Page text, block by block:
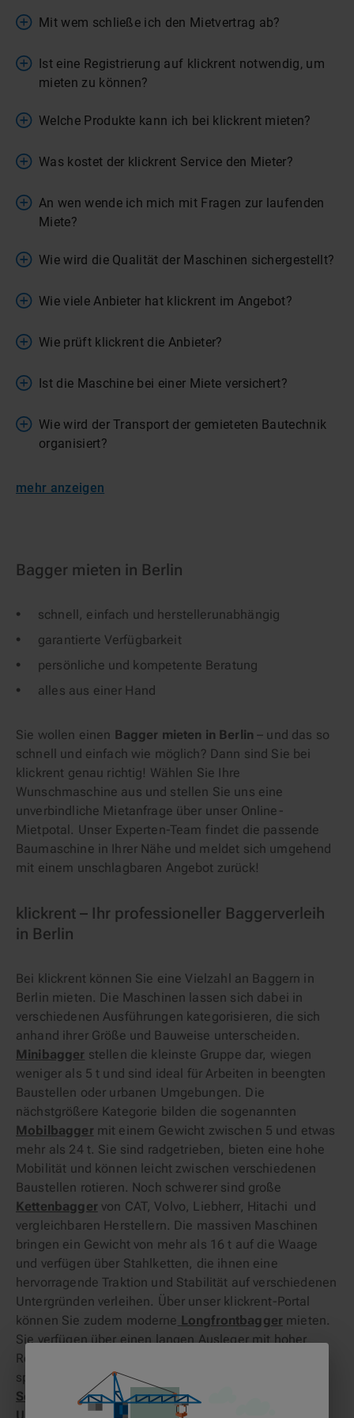
Mit wem schließe ich den Mietvertrag ab?
Ist eine Registrierung auf klickrent notwendig, um
mieten zu können?
Welche Produkte kann ich bei klickrent mieten?
Was kostet der klickrent Service den Mieter?
An wen wende ich mich mit Fragen zur laufenden
Miete?
Wie wird die Qualität der Maschinen sichergestellt?
Wie viele Anbieter hat klickrent im Angebot?
Wie prüft klickrent die Anbieter?
Ist die Maschine bei einer Miete versichert?
Wie wird der Transport der gemieteten Bautechnik
organisiert?
mehr anzeigen
Bagger mieten in Berlin
schnell, einfach und herstellerunabhängig
garantierte Verfügbarkeit
persönliche und kompetente Beratung
alles aus einer Hand
Sie wollen einen Bagger mieten in Berlin – und das so
schnell und einfach wie möglich? Dann sind Sie bei
klickrent genau richtig! Wählen Sie Ihre
Wunschmaschine aus und stellen Sie uns eine
unverbindliche Mietanfrage über unser Online-
Mietpotal. Unser Experten-Team findet die passende
Baumaschine in Ihrer Nähe und meldet sich umgehend
mit einem unschlagbaren Angebot zurück!
klickrent – Ihr professioneller Baggerverleih
in Berlin
Bei klickrent können Sie eine Vielzahl an Baggern in
Berlin mieten. Die Maschinen lassen sich dabei in
verschiedenen Ausführungen kategorisieren, die sich
anhand ihrer Größe und Bauweise unterscheiden.
Minibagger stellen die kleinste Gruppe dar, wiegen
weniger als 5 t und sind ideal für Arbeiten in beengten
Baustellen oder urbanen Umgebungen. Die
nächstgrößere Kategorie bilden die sogenannten
Mobilbagger mit einem Gewicht zwischen 5 und etwas
mehr als 24 t. Sie sind radgetrieben, bieten eine hohe
Mobilität und können leicht zwischen verschiedenen
Baustellen rotieren. Noch schwerer sind große
Kettenbagger von CAT, Volvo, Liebherr, Hitachi und
vergleichbaren Herstellern. Die massiven Maschinen
bringen ein Gewicht von mehr als 16 t auf die Waage
und verfügen über Stahlketten, die ihnen eine
hervorragende Traktion und Stabilität auf verschiedenen
Untergründen verleihen. Über unser klickrent-Portal
können Sie zudem moderne Longfrontbagger mieten.
Sie verfügen über einen langen Ausleger mit hoher
Reichweite. Darüber hinaus können Sie bei klickrent
spezielle Bagger-Arten in Berlin leihen. Hierzu zählen
Schwimmbagger,Zweiwegebagger